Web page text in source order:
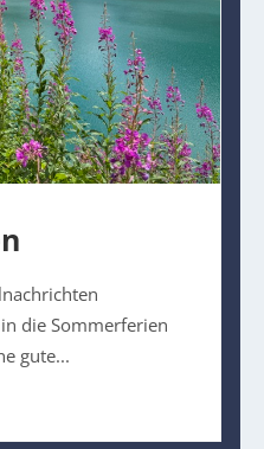
die Sommerferien
gute...